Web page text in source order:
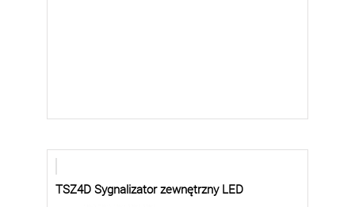
TSZ4D Sygnalizator zewnętrzny LED